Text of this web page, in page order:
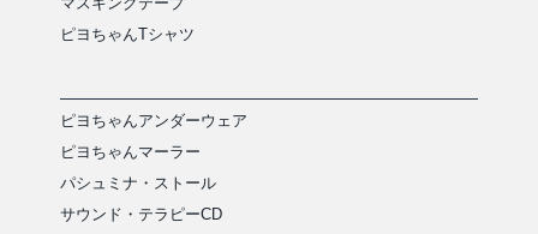
ピヨちゃんTシャツ
ピヨちゃんアンダーウェア
ピヨちゃんマーラー
パシュミナ・ストール
サウンド・テラピーCD